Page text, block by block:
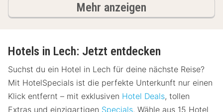
Mehr anzeigen
Hotels in Lech: Jetzt entdecken
Suchst du ein Hotel in Lech für deine nächste Reise?
Mit HotelSpecials ist die perfekte Unterkunft nur einen
Klick entfernt – mit exklusiven Hotel Deals, tollen
Extras und einzigartigen Specials. Wähle aus 15 Hotel